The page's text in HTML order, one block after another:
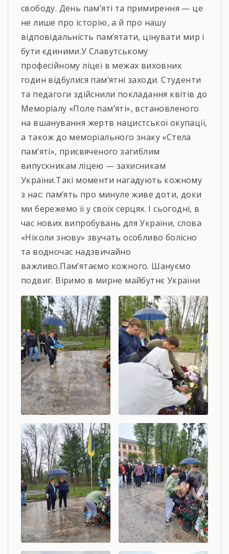
свободу. День пам’яті та примирення — це
не лише про історію, а й про нашу
відповідальність пам’ятати, цінувати мир і
бути єдиними.У Славутському
професійному ліцеї в межах виховних
годин відбулися пам’ятні заходи. Студенти
та педагоги здійснили покладання квітів до
Меморіалу «Поле пам’яті», встановленого
на вшанування жертв нацистської окупації,
а також до меморіального знаку «Стела
пам’яті», присвяченого загиблим
випускникам ліцею — захисникам
України.Такі моменти нагадують кожному
з нас: пам’ять про минуле живе доти, доки
ми бережемо її у своїх серцях. І сьогодні, в
час нових випробувань для України, слова
«Ніколи знову» звучать особливо болісно
та водночас надзвичайно
важливо.Пам’ятаємо кожного. Шануємо
подвиг. Віримо в мирне майбутнє України